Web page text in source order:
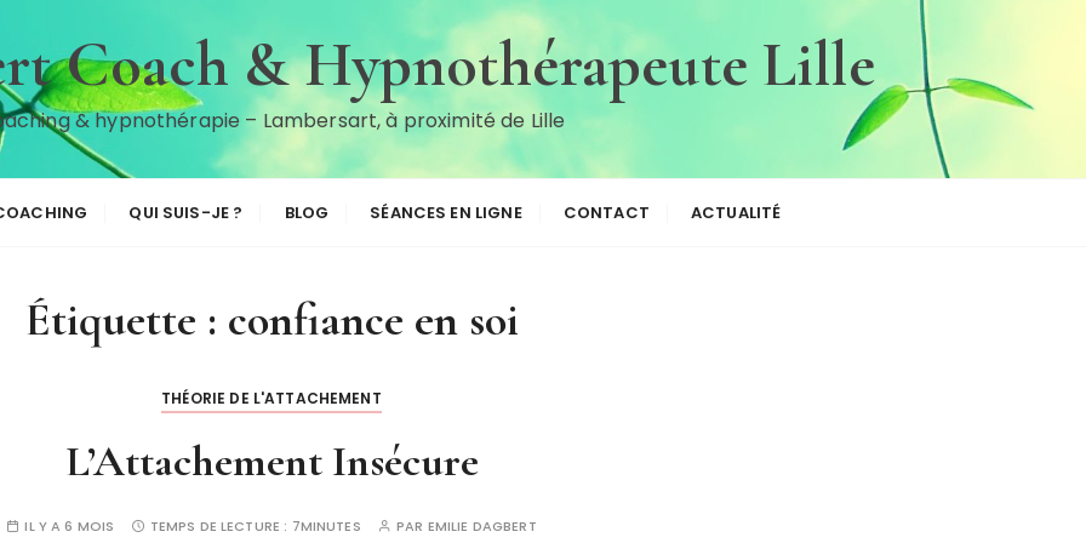
Coach & Hypnothérapeute Lille
& hypnothérapie – Lambersart, à proximité de Lille
QUI SUIS-JE ? BLOG SÉANCES EN LIGNE CONTACT ACTUALITÉ
Étiquette : confiance en soi
THÉORIE DE L'ATTACHEMENT
L’Attachement Insécure
IL Y A 6 MOIS TEMPS DE LECTURE : 7MINUTES PAR EMILIE DAGBERT